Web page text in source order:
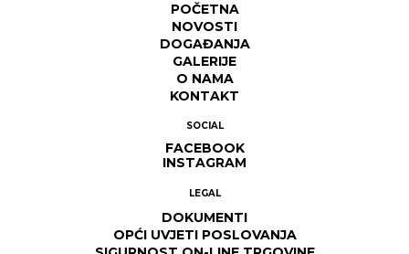
POČETNA
NOVOSTI
DOGAĐANJA
GALERIJE
O NAMA
KONTAKT
SOCIAL
FACEBOOK
INSTAGRAM
LEGAL
DOKUMENTI
OPĆI UVJETI POSLOVANJA